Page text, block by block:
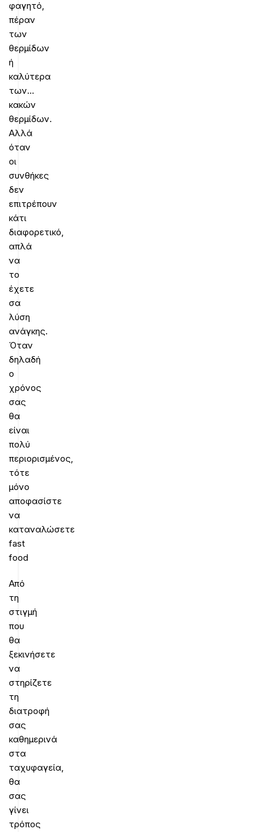
φαγητό,
πέραν
των
θερμίδων
ή
καλύτερα
των…
κακών
θερμίδων.
Αλλά
όταν
οι
συνθήκες
δεν
επιτρέπουν
κάτι
διαφορετικό,
απλά
να
το
έχετε
σα
λύση
ανάγκης.
Όταν
δηλαδή
ο
χρόνος
σας
θα
είναι
πολύ
περιορισμένος,
τότε
μόνο
αποφασίστε
να
καταναλώσετε
fast
food
Από
τη
στιγμή
που
θα
ξεκινήσετε
να
στηρίζετε
τη
διατροφή
σας
καθημερινά
στα
ταχυφαγεία,
θα
σας
γίνει
τρόπος